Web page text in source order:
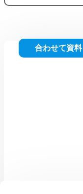
合わせて資